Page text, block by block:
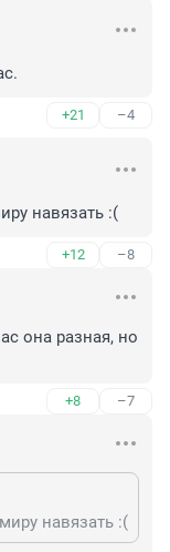
+21 –4
навязать :(
+12 –8
она разная, но
+8 –7
навязать :(